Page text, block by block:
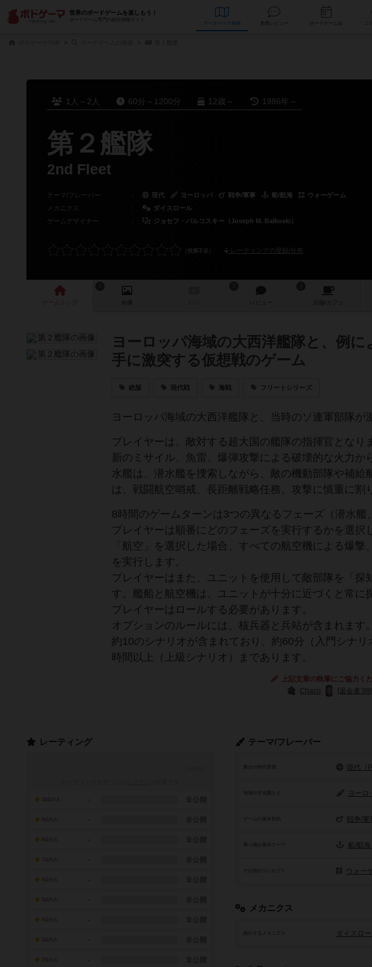
世界のボードゲームを楽しもう！
ボードゲーム専門の総合情報サイト
データベース
1人～2人 60分～1200分 12歳～ 1986年～
第２艦隊
2nd Fleet
テーマ/フレーバー ： 現代 ヨーロッパ 戦争/軍事 船/航海
ウォーゲーム
メカニクス
：
ダイスロール
ゲームデザイナー
： ジョセフ・バルコスキー（Joseph M. Balkoski）
レーティングの登録/分布
ゲーム 画像 レビュー 店舗/ カフェ
ヨーロッパ海域の大西洋艦隊と、例
手に激突する仮想戦のゲーム
絶版 現代戦 海戦 フリートシリーズ
ヨーロッパ海域の大西洋艦隊と、当時のソ連軍部隊が
プレイヤーは、敵対する超大国の艦隊の指揮官とな
新のミサイル、魚雷、爆弾攻撃による破壊的な火力か
水艦は、潜水艦を捜索しながら、敵の機動部隊や補給
は、戦闘航空哨戒、長距離戦略任務、攻撃に慎重に割
8時間のゲームターンは3つの異なるフェーズ（潜水
プレイヤーは順番にどのフェーズを実行するかを選
「航空」を選択した場合、すべての航空機による爆
を実行します。
プレイヤーはまた、ユニットを使用して敵部隊を「探
す。艦船と航空機は、ユニットが十分に近づくと常に
プレイヤーはロールする必要があります。
オプションのルールには、核兵器と兵站が含まれます。
約10のシナリオが含まれており、約60分（入門シナ
時間以上（上級シナリオ）まであります。
上記文章の執筆にご協力く
Chaco
[退会者
テーマ/フレーバー
舞台の時代背景 現代（
地域や文化圏など ヨー
ゲームの基本目的 戦争/
乗り物が基本テーマ 船/航海
その他のコンセプト ウォー
メカニクス
頻出するメカニクス ダイスロ
レーティング
- 非公開
- 非公開
- 非公開
7点の人 - 非公開
- 非公開
- 非公開
- 非公開
- 非公開
- 非公開